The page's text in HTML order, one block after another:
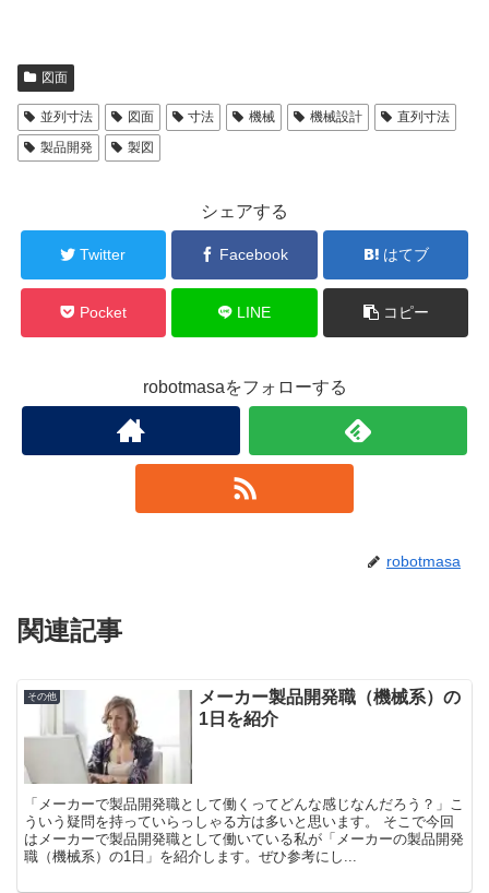
図面
並列寸法 図面 寸法 機械 機械設計
直列寸法
製品開発
製図
シェアする
Twitter Facebook はてブ
Pocket LINE コピー
robotmasaをフォローする
robotmasa
関連記事
その他
メーカー製品開発職（機械系）の
1日を紹介
「メーカーで製品開発職として働くってどんな感じなんだろう？」こ
ういう疑問を持っていらっしゃる方は多いと思います。 そこで今回
はメーカーで製品開発職として働いている私が「メーカーの製品開発
職（機械系）の1日」を紹介します。ぜひ参考にし...